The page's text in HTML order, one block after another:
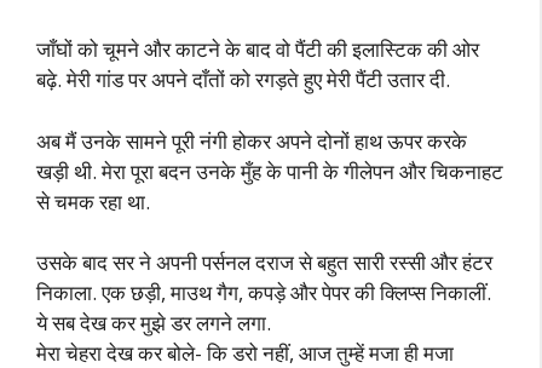
जाँघों को चूमने और काटने के बाद वो पैंटी की इलास्टिक की ओर
बढ़े. मेरी गांड पर अपने दाँतों को रगड़ते हुए मेरी पैंटी उतार दी.
अब मैं उनके सामने पूरी नंगी होकर अपने दोनों हाथ ऊपर करके
खड़ी थी. मेरा पूरा बदन उनके मुँह के पानी के गीलेपन और चिकनाहट
से चमक रहा था.
उसके बाद सर ने अपनी पर्सनल दराज से बहुत सारी रस्सी और हंटर
निकाला. एक छड़ी, माउथ गैग, कपड़े और पेपर की क्लिप्स निकालीं.
ये सब देख कर मुझे डर लगने लगा.
मेरा चेहरा देख कर बोले- कि डरो नहीं, आज तुम्हें मजा ही मजा